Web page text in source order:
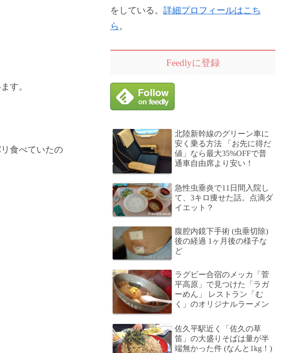
す。
食べていたの
をしている。 詳細プロフィールはこち
ら 。
Feedlyに登録
北陸新幹線のグリーン車に
安く乗る方法 「お先に得だ
値」なら最大35%OFFで普
通車自由席より安い！
急性虫垂炎で11日間入院し
て、3キロ痩せた話。点滴ダ
イエット？
腹腔内鏡下手術 (虫垂切除)
後の経過 1ヶ月後の様子な
ど
ラグビー合宿のメッカ「菅
平高原」で見つけた「ラガ
ーめん」 レストラン「む
く」のオリジナルラーメン
佐久平駅近く「佐久の草
笛」の大盛りそばは量が半
端無かった件 (なんと1kg！)